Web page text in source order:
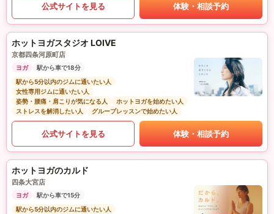
公式サイトを見る 体験・相談予約
ホットヨガスタジオ LOIVE
京都四条河原町店
ヨガ
駅から車で18分
駅から5分以内のジムに通いたい人
女性専用ジムに通いたい人
姿勢・腰痛・肩こりが気になる人
ホットヨガを始めたい人
ストレスを解消したい人
グループレッスンで始めたい人
公式サイトを見る 体験・相談予約
ホットヨガのカルド
四条大宮店
ヨガ
駅から車で15分
駅から5分以内のジムに通いたい人